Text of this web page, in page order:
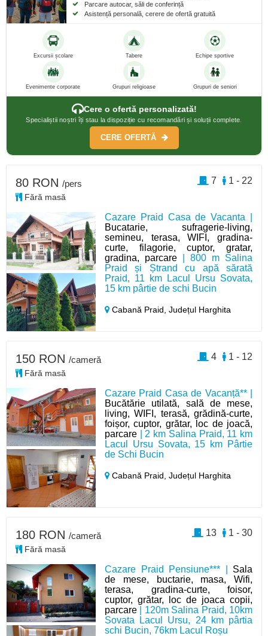
Parcare autocar, săli de conferință
Asistență personală, cerere de ofertă gratuită
Excursii școlare Tabere Echipe sportive
Evenimente corporate Grupuri religioase Grupuri de seniori
Cere o ofertă personalizată!
Specialiștii noștri îți stau la dispoziție cu recomandări și soluții complete.
CERE OFERTĂ
Cazare Praid Casa de Vacanta |
Bucatarie, sufragerie-living,
semineu, terasa, WIFI, gradina-
curte, filagorie, cuptor, gratar,
gradina, parcare | 800 m Salina
Praid și Ștrand cu apă sărată
Praid, 11 km Lacul Ursu Sovata,
15 km pârtie de schi Bucin
Cabană Praid,Județul Harghita
80 RON /pers
Fără masă
1 - 22
7
Cazare Praid Casa de Vacanță** |
Bucătărie utilată, sală de mese,
living, WIFI, terasă, grădină-curte,
foișor, cuptor, grătar, loc de joacă,
parcare | 2 km Salina Praid, 11 km
Lacul Ursu Sovata, 15 km Pârtie
de Schi Bucin
Cabană Praid,Județul Harghita
150 RON /cameră
Fără masă
1 - 12
4
Cazare Praid Pensiune*** | Sala
de mese, buctarie, masa, Wifi,
terasa, gradina-curte, foisor,
cuptor, grătar, loc de joaca copii,
parcare | 120m Salina Praid, 10km
Sovata Lacul Ursu, 24 km pârtia
schi Bucin, 76km Lacul Roșu
180 RON /cameră
Fără masă
1 - 30
13